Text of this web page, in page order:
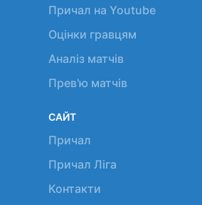
Причал на Youtube
Оцінки гравцям
Аналіз матчів
Прев'ю матчів
САЙТ
Причал
Причал Ліга
Контакти